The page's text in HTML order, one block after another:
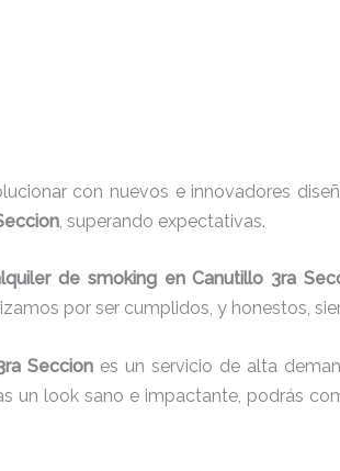
con nuevos e innovadores
, superando expectativas.
de smoking en Canutillo 3ra
por ser cumplidos, y honestos,
Seccion es un servicio de alta
un look sano e impactante, podrás